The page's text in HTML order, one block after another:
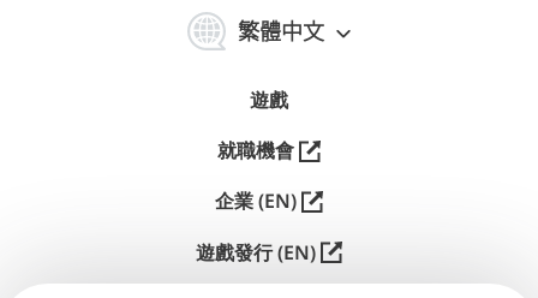
繁體中文
体
中
遊戲
就職機會
企業 (EN)
遊戲發行 (EN)